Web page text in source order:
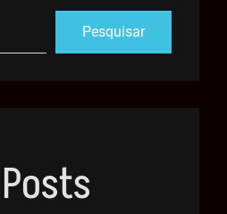
Pesquisar